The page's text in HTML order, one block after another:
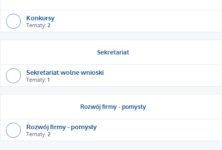
Konkursy
Tematy: 2
Sekretariat
Sekretariat wolne wnioski
Tematy: 1
Rozwój firmy - pomysły
Rozwój firmy - pomysły
Tematy: 2